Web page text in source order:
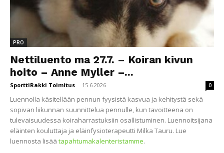
PRO
Nettiluento ma 27.7. – Koiran kivun
hoito – Anne Myller –...
SporttiRakki Toimitus - 15.6.2026 0
Luennolla käsitellään pennun fyysistä kasvua ja kehitystä sekä
sopivan liikunnan suunnittelua pennulle, kun tavoitteena on
tulevaisuudessa koiraharrastuksiin osallistuminen. Luennoitsijana
eläinten kouluttaja ja eläinfysioterapeutti Milka Tauru. Lue
luennosta lisää tapahtumakalenteristamme.